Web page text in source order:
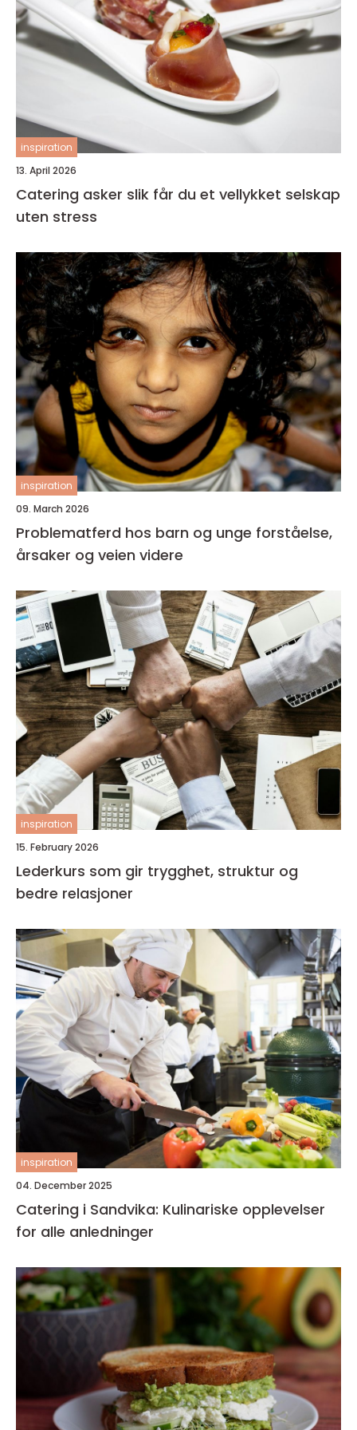
inspiration
13. April 2026
Catering asker slik får du et vellykket selskap
uten stress
inspiration
09. March 2026
Problematferd hos barn og unge forståelse,
årsaker og veien videre
inspiration
15. February 2026
Lederkurs som gir trygghet, struktur og
bedre relasjoner
inspiration
04. December 2025
Catering i Sandvika: Kulinariske opplevelser
for alle anledninger